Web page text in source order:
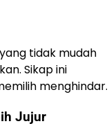
tidak mudah
Sikap ini
menghindar.
Jujur